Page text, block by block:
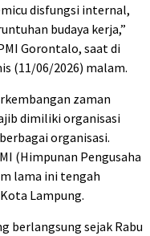
disfungsi internal,
budaya kerja,”
Gorontalo, saat di
(11/06/2026) malam.
zaman
dimiliki organisasi
organisasi.
(Himpunan Pengusaha
lama ini tengah
Lampung.
berlangsung sejak Rabu